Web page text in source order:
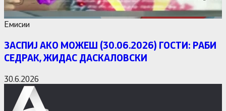
Емисии
ЗАСПИЈ АКО МОЖЕШ (30.06.2026) ГОСТИ: РАБИ
СЕДРАК, ЖИДАС ДАСКАЛОВСКИ
30.6.2026